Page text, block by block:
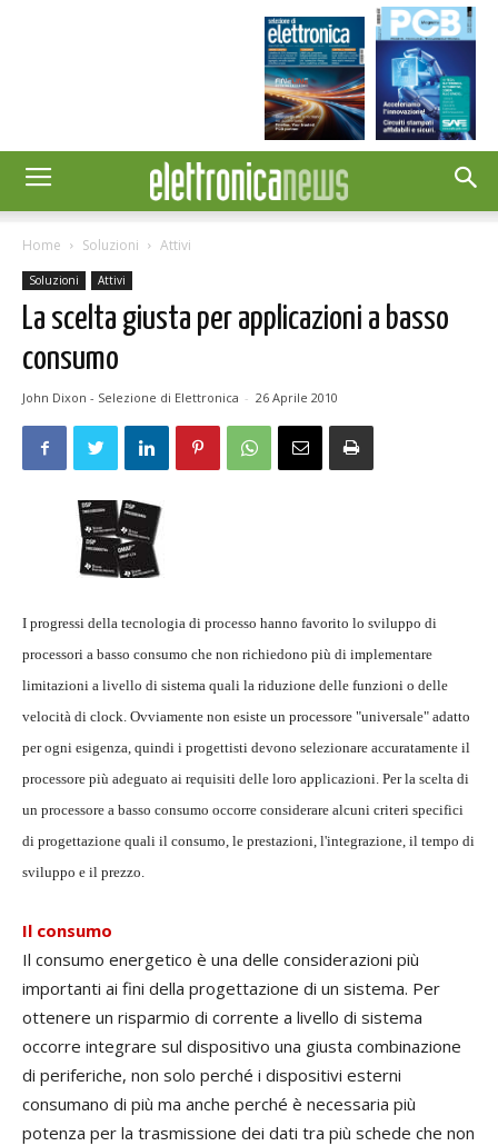
Home Soluzioni Attivi
Soluzioni Attivi
La scelta giusta per applicazioni a basso
consumo
John Dixon - Selezione di Elettronica - 26 Aprile 2010
I progressi della tecnologia di processo hanno favorito lo sviluppo di
processori a basso consumo che non richiedono più di implementare
limitazioni a livello di sistema quali la riduzione delle funzioni o delle
velocità di clock. Ovviamente non esiste un processore "universale" adatto
per ogni esigenza, quindi i progettisti devono selezionare accuratamente il
processore più adeguato ai requisiti delle loro applicazioni. Per la scelta di
un processore a basso consumo occorre considerare alcuni criteri specifici
di progettazione quali il consumo, le prestazioni, l'integrazione, il tempo di
sviluppo e il prezzo.
Il consumo
Il consumo energetico è una delle considerazioni più
importanti ai fini della progettazione di un sistema. Per
ottenere un risparmio di corrente a livello di sistema
occorre integrare sul dispositivo una giusta combinazione
di periferiche, non solo perché i dispositivi esterni
consumano di più ma anche perché è necessaria più
potenza per la trasmissione dei dati tra più schede che non